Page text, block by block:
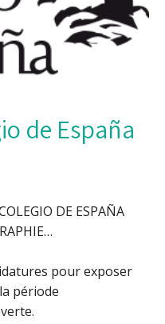
de España
DE ESPAÑA
pour exposer
période